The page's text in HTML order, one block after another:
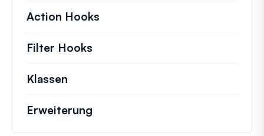
Action Hooks
Filter Hooks
Klassen
Erweiterung